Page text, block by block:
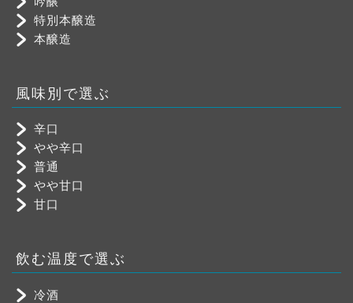
特別本醸造
本醸造
風味別で選ぶ
辛口
やや辛口
普通
やや甘口
甘口
飲む温度で選ぶ
冷酒